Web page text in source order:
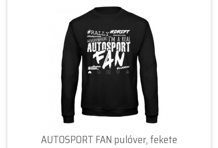
AUTOSPORT FAN pulóver, fekete